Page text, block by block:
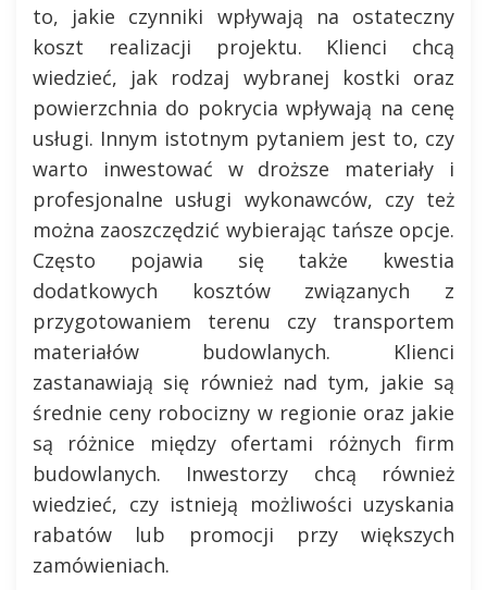
to, jakie czynniki wpływają na ostateczny
koszt realizacji projektu. Klienci chcą
wiedzieć, jak rodzaj wybranej kostki oraz
powierzchnia do pokrycia wpływają na cenę
usługi. Innym istotnym pytaniem jest to, czy
warto inwestować w droższe materiały i
profesjonalne usługi wykonawców, czy też
można zaoszczędzić wybierając tańsze opcje.
Często pojawia się także kwestia
dodatkowych kosztów związanych z
przygotowaniem terenu czy transportem
materiałów budowlanych. Klienci
zastanawiają się również nad tym, jakie są
średnie ceny robocizny w regionie oraz jakie
są różnice między ofertami różnych firm
budowlanych. Inwestorzy chcą również
wiedzieć, czy istnieją możliwości uzyskania
rabatów lub promocji przy większych
zamówieniach.